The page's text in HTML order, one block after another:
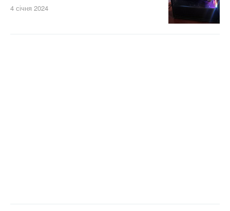
4 січня 2024